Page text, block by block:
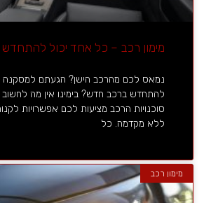
מימון רכב – כל אחד יכול
נמאס לכם מהרכב הישן? הגעתם למסקנה
להתחדש ברכב חדש? בימינו אין מה לחשוב
סוכנויות הרכב מציעות לכם אפשרויות
ללא מקדמה. כל
מימון רכב